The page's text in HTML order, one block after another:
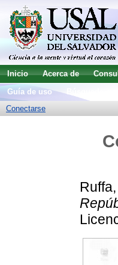
Inicio Acerca de
Guía de uso
Conectarse